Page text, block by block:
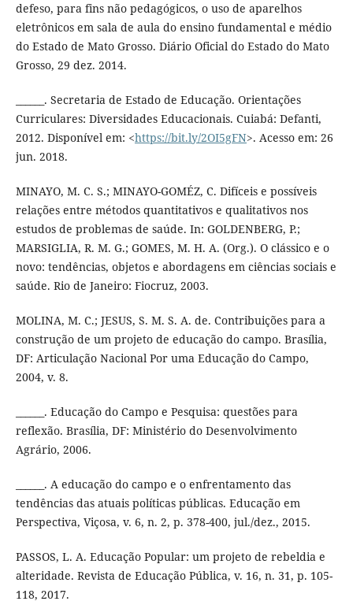
defeso, para fins não pedagógicos, o uso de aparelhos
eletrônicos em sala de aula do ensino fundamental e médio
do Estado de Mato Grosso. Diário Oficial do Estado do Mato
Grosso, 29 dez. 2014.
______. Secretaria de Estado de Educação. Orientações
Curriculares: Diversidades Educacionais. Cuiabá: Defanti,
2012. Disponível em: <https://bit.ly/2OI5gFN>. Acesso em: 26
jun. 2018.
MINAYO, M. C. S.; MINAYO-GOMÉZ, C. Difíceis e possíveis
relações entre métodos quantitativos e qualitativos nos
estudos de problemas de saúde. In: GOLDENBERG, P.;
MARSIGLIA, R. M. G.; GOMES, M. H. A. (Org.). O clássico e o
novo: tendências, objetos e abordagens em ciências sociais e
saúde. Rio de Janeiro: Fiocruz, 2003.
MOLINA, M. C.; JESUS, S. M. S. A. de. Contribuições para a
construção de um projeto de educação do campo. Brasília,
DF: Articulação Nacional Por uma Educação do Campo,
2004, v. 8.
______. Educação do Campo e Pesquisa: questões para
reflexão. Brasília, DF: Ministério do Desenvolvimento
Agrário, 2006.
______. A educação do campo e o enfrentamento das
tendências das atuais políticas públicas. Educação em
Perspectiva, Viçosa, v. 6, n. 2, p. 378-400, jul./dez., 2015.
PASSOS, L. A. Educação Popular: um projeto de rebeldia e
alteridade. Revista de Educação Pública, v. 16, n. 31, p. 105-
118, 2017.